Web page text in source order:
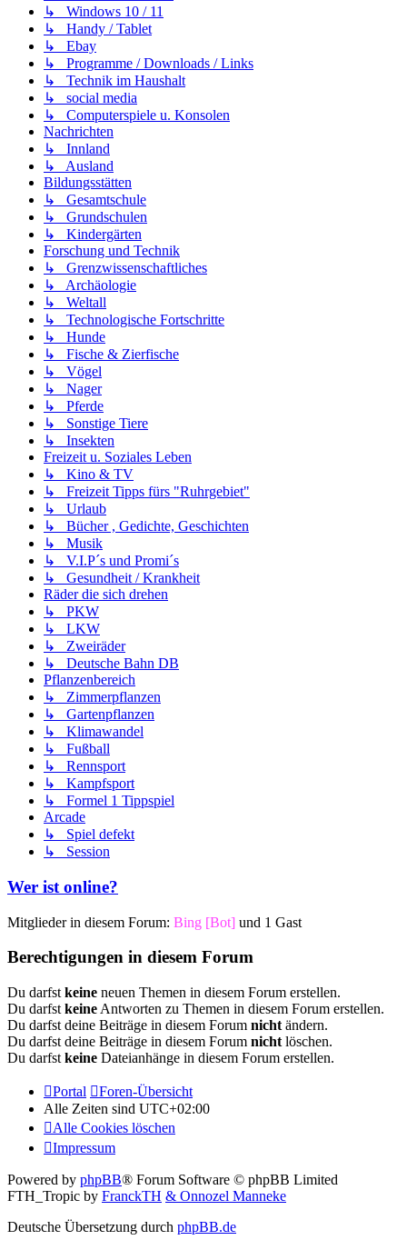
↳ Windows 10 / 11
↳ Handy / Tablet
↳ Ebay
↳ Programme / Downloads / Links
↳ Technik im Haushalt
↳ social media
↳ Computerspiele u. Konsolen
Nachrichten
↳ Innland
↳ Ausland
Bildungsstätten
↳ Gesamtschule
↳ Grundschulen
↳ Kindergärten
Forschung und Technik
↳ Grenzwissenschaftliches
↳ Archäologie
↳ Weltall
↳ Technologische Fortschritte
↳ Hunde
↳ Fische & Zierfische
↳ Vögel
↳ Nager
↳ Pferde
↳ Sonstige Tiere
↳ Insekten
Freizeit u. Soziales Leben
↳ Kino & TV
↳ Freizeit Tipps fürs "Ruhrgebiet"
↳ Urlaub
↳ Bücher , Gedichte, Geschichten
↳ Musik
↳ V.I.P´s und Promi´s
↳ Gesundheit / Krankheit
Räder die sich drehen
↳ PKW
↳ LKW
↳ Zweiräder
↳ Deutsche Bahn DB
Pflanzenbereich
↳ Zimmerpflanzen
↳ Gartenpflanzen
↳ Klimawandel
↳ Fußball
↳ Rennsport
↳ Kampfsport
↳ Formel 1 Tippspiel
Arcade
↳ Spiel defekt
↳ Session
Wer ist online?
Mitglieder in diesem Forum: Bing [Bot] und 1 Gast
Berechtigungen in diesem Forum
Du darfst keine neuen Themen in diesem Forum erstellen.
Du darfst keine Antworten zu Themen in diesem Forum erstellen.
Du darfst deine Beiträge in diesem Forum nicht ändern.
Du darfst deine Beiträge in diesem Forum nicht löschen.
Du darfst keine Dateianhänge in diesem Forum erstellen.
Portal
Foren-Übersicht
Alle Zeiten sind UTC+02:00
Alle Cookies löschen
Impressum
Powered by phpBB® Forum Software © phpBB Limited
FTH_Tropic by FranckTH & Onnozel Manneke
Deutsche Übersetzung durch phpBB.de